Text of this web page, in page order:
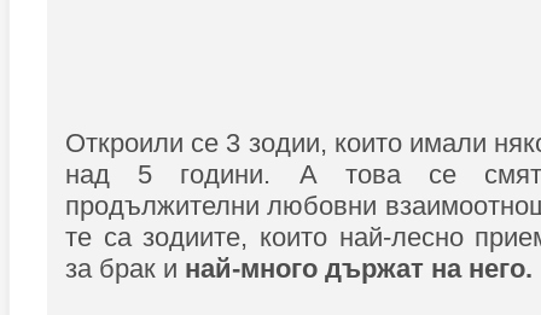
Откроили се 3 зодии, които имали
над 5 години. А това се
продължителни любовни
те са зодиите, които най-лесно
за брак и най-много държат на него.